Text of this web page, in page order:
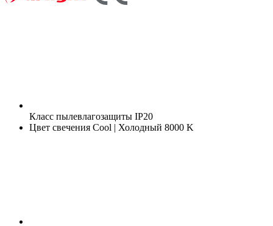
Класс пылевлагозащиты IP20
Цвет свечения Cool | Холодный 8000 K